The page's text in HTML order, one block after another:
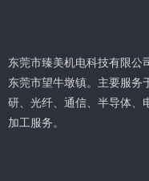
东莞市臻美机电科技有限公
东莞市望牛墩镇。主要服务
研、光纤、通信、半导体、
加工服务。